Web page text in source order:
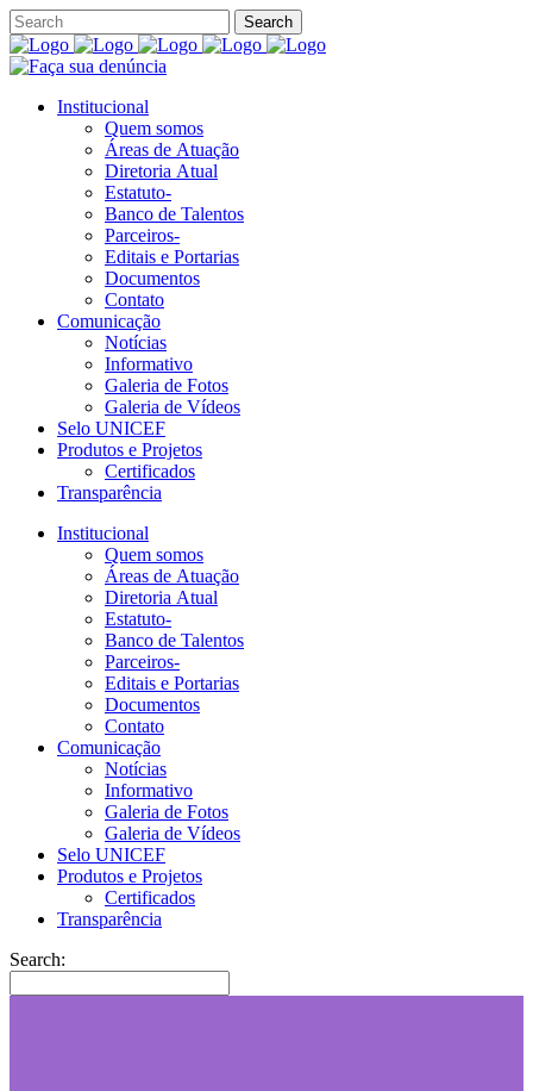
Institucional
Quem somos
Áreas de Atuação
Diretoria Atual
Estatuto-
Banco de Talentos
Parceiros-
Editais e Portarias
Documentos
Contato
Comunicação
Notícias
Informativo
Galeria de Fotos
Galeria de Vídeos
Selo UNICEF
Produtos e Projetos
Certificados
Transparência
Institucional
Quem somos
Áreas de Atuação
Diretoria Atual
Estatuto-
Banco de Talentos
Parceiros-
Editais e Portarias
Documentos
Contato
Comunicação
Notícias
Informativo
Galeria de Fotos
Galeria de Vídeos
Selo UNICEF
Produtos e Projetos
Certificados
Transparência
Search: